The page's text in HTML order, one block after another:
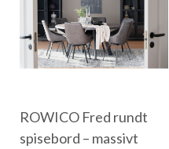
ROWICO Fred rundt
spisebord – massivt